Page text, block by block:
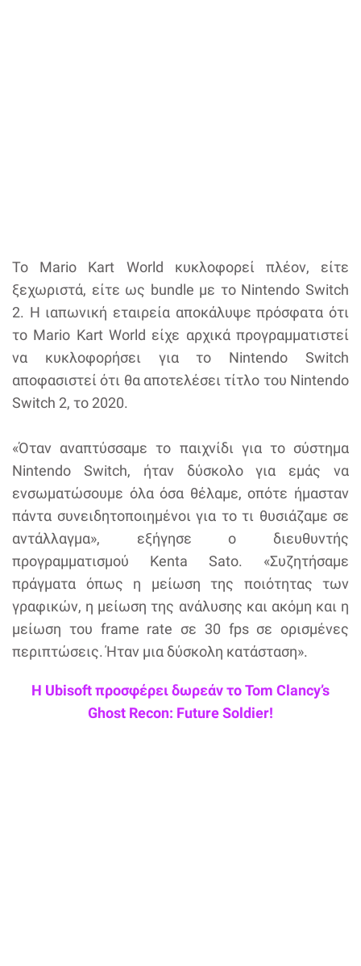
Το Mario Kart World κυκλοφορεί πλέον, είτε
ξεχωριστά, είτε ως bundle με το Nintendo Switch
2. Η ιαπωνική εταιρεία αποκάλυψε πρόσφατα ότι
το Mario Kart World είχε αρχικά προγραμματιστεί
να κυκλοφορήσει για το Nintendo Switch
αποφασιστεί ότι θα αποτελέσει τίτλο του Nintendo
Switch 2, το 2020.
«Όταν αναπτύσσαμε το παιχνίδι για το σύστημα
Nintendo Switch, ήταν δύσκολο για εμάς να
ενσωματώσουμε όλα όσα θέλαμε, οπότε ήμασταν
πάντα συνειδητοποιημένοι για το τι θυσιάζαμε σε
αντάλλαγμα», εξήγησε ο διευθυντής
προγραμματισμού Kenta Sato. «Συζητήσαμε
πράγματα όπως η μείωση της ποιότητας των
γραφικών, η μείωση της ανάλυσης και ακόμη και η
μείωση του frame rate σε 30 fps σε ορισμένες
περιπτώσεις. Ήταν μια δύσκολη κατάσταση».
Η Ubisoft προσφέρει δωρεάν το Tom Clancy’s
Ghost Recon: Future Soldier!